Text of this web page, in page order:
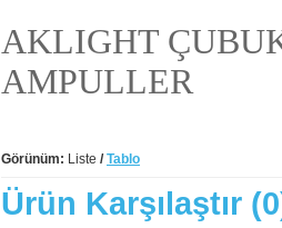
AKLIGHT
AMPULLER
Görünüm: Liste / Tablo
Ürün Karşılaştır